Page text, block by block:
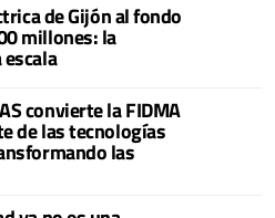
de Gijón al fondo
millones: la
convierte la FIDMA
de las tecnologías
las